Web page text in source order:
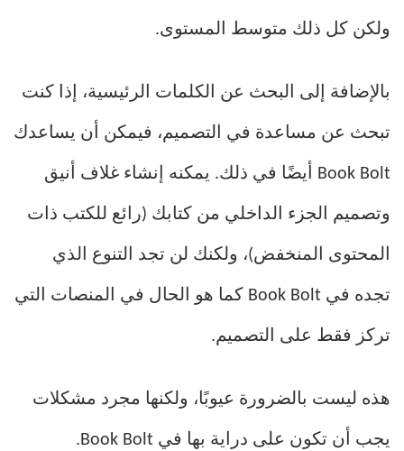
ولكن كل ذلك متوسط المستوى.
بالإضافة إلى البحث عن الكلمات الرئيسية، إذا كنت
تبحث عن مساعدة في التصميم، فيمكن أن يساعدك
Book Bolt أيضًا في ذلك. يمكنه إنشاء غلاف أنيق
وتصميم الجزء الداخلي من كتابك (رائع للكتب ذات
المحتوى المنخفض)، ولكنك لن تجد التنوع الذي
تجده في Book Bolt كما هو الحال في المنصات التي
تركز فقط على التصميم.
هذه ليست بالضرورة عيوبًا، ولكنها مجرد مشكلات
يجب أن تكون على دراية بها في Book Bolt.